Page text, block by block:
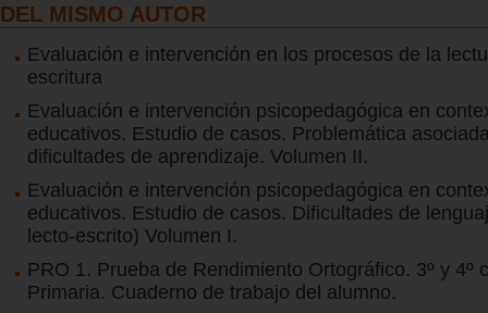
DEL MISMO AUTOR
Evaluación e intervención en los procesos de la
escritura
Evaluación e intervención psicopedagógica en
educativos. Estudio de casos. Problemática
dificultades de aprendizaje. Volumen II.
Evaluación e intervención psicopedagógica en
educativos. Estudio de casos. Dificultades de
lecto-escrito) Volumen I.
PRO 1. Prueba de Rendimiento Ortográfico. 3º y 4º
Primaria. Cuaderno de trabajo del alumno.